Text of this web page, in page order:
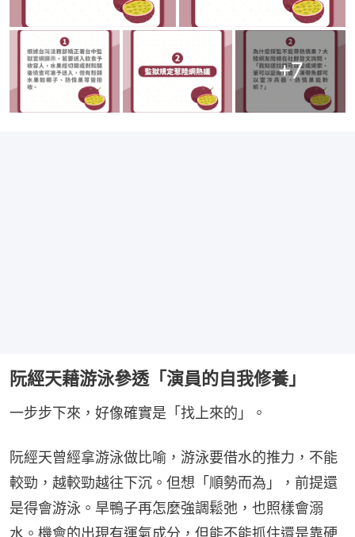
+7
阮經天藉游泳參透「演員的自我修養」
一步步下來，好像確實是「找上來的」。
阮經天曾經拿游泳做比喻，游泳要借水的推力，不能
較勁，越較勁越往下沉。但想「順勢而為」，前提還
是得會游泳。旱鴨子再怎麼強調鬆弛，也照樣會溺
水。機會的出現有運氣成分，但能不能抓住還是靠硬